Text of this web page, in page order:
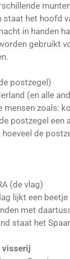
staat het hoofd
in handen
gebruikt
postzegel)
(en alle
mensen zoals:
postzegel een
de
(de vlag)
lijkt een
met
staat het
visserij